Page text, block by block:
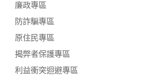
廉政專區
防詐騙專區
原住民專區
揭弊者保護專區
利益衝突迴避專區